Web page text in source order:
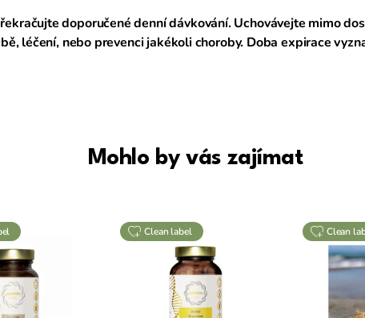
doporučené denní dávkování. Uchovávejte mimo
léčení, nebo prevenci jakékoli choroby. Doba expirace
Mohlo by vás zajímat
clean label clean